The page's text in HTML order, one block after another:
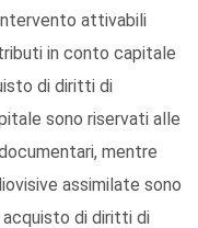
attivabili
in conto capitale
di diritti di
sono riservati alle
mentre
assimilate sono
di diritti di